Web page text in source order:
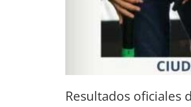
Resultados oficiales